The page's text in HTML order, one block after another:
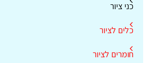
כני ציור
כלים לציור
חומרים לציור